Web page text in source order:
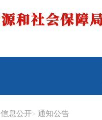
信息公开 通知公告